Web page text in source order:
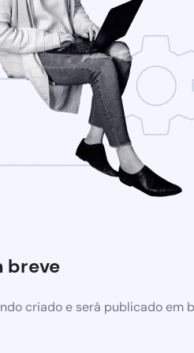
breve
criado e será publicado em